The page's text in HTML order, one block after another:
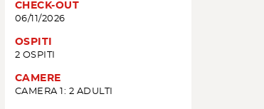
CHECK-OUT
06/11/2026
OSPITI
2 OSPITI
CAMERE
CAMERA 1: 2 ADULTI